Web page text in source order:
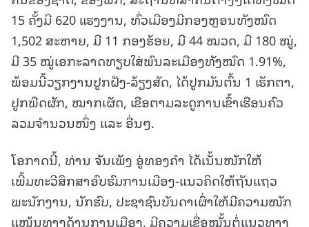
15 ຄັ້ງມີ 620 ແຮງງານ, ທົ່ວເມືອງມີກອງຫຼອນທັງໝົດ
1,502 ສະຫາຍ, ມີ 11 ກອງຮ້ອຍ, ມີ 44 ໝວດ, ມີ 180 ໝູ່,
ມີ 35 ໝູ່ເອກະລາດທຽບໃສ່ພົນລະເມືອງທັງໝົດ 1.91%,
ພ້ອມນີ້ວຽກງານປູກຝັງ-ລ້ຽງສັດ, ໄດ້ປູກມັນຕົ້ນ 1 ເຮັກຕາ,
ປູກພືດຜັກ, ໝາກເຜັດ, ເຂືອຕາມລະດູການເຂົ້າເຮືອນຄົວ
ລວມຈໍານວນໜຶ່ງ ແລະ ອື່ນໆ.
ໂອກາດນີ້, ທ່ານ ຈັນເພັງ ອູ່ທອງຄຳ ໄດ້ເນັ້ນໜັກໃຫ້
ເພີ້ມທະວີສຶກສາອົບຮົມການເມືອງ-ແນວຄິດໃຫ້ຖັນແຖວ
ພະນັກງານ, ນັກຮົບ, ປະຊາຊົນບັນດາເຜົ່າໃຫ້ມີຄວາມໜັກ
ແໜ້ນທາງດ້ານການເມືອງ, ມີຄວາມເຊື່ອໝັ້ນຕໍ່ແນວທາງ